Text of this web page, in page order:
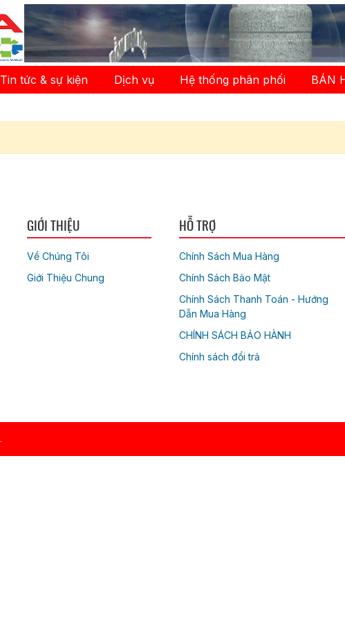
Tin tức & sự kiện Dịch vụ Hệ thống phân phối BÁN
GIỚI THIỆU
Về Chúng Tôi
Giới Thiệu Chung
HỖ TRỢ
Chính Sách Mua Hàng
Chính Sách Bảo Mật
Chính Sách Thanh Toán - Hướng
Dẫn Mua Hàng
CHÍNH SÁCH BẢO HÀNH
Chính sách đổi trả
.